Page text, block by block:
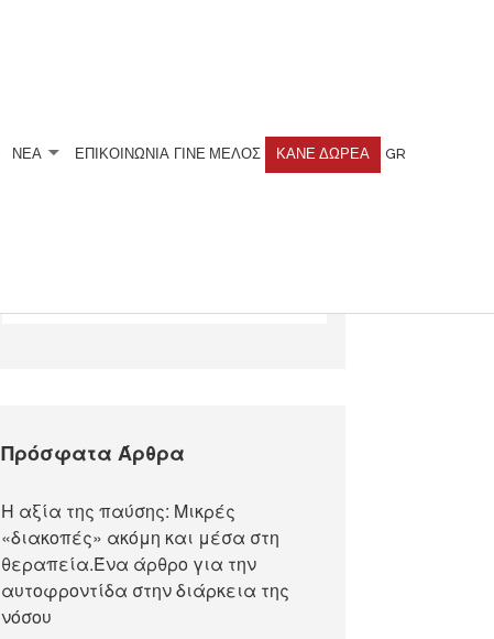
ΝΕΑ ΕΠΙΚΟΙΝΩΝΙΑ ΓΊΝΕ ΜΈΛΟΣ ΚΆΝΕ ΔΩΡΕΆ GR
Πρόσφατα Άρθρα
Η αξία της παύσης: Μικρές
«διακοπές» ακόμη και μέσα στη
θεραπεία.Ένα άρθρο για την
αυτοφροντίδα στην διάρκεια της
νόσου